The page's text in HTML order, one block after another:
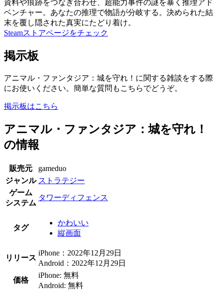
資料や痕跡をつなぎ合わせ、超能力事件の謎を暴く推理アド
ベンチャー。あなたの推理で物語が分岐する。決められた結
末を覆し隠された真実にたどり着け。
Steamストアページをチェック
掲示板
アニマル・ファンタジア：城を守れ！に関する雑談をする際
にお使いください。簡単な質問もこちらでどうぞ。
掲示板はこちら
アニマル・ファンタジア：城を守れ！
の情報
販売元
gameduo
ジャンル ストラテジー
ゲーム
システム
タワーディフェンス
タグ
かわいい
縦画面
リリース
iPhone：2022年12月29日
Android：2022年12月29日
価格
iPhone: 無料
Android: 無料